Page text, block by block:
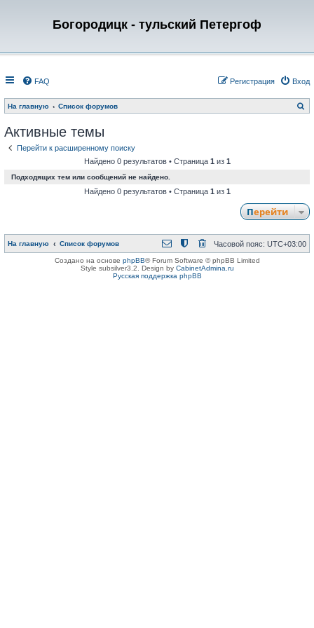
Богородицк - тульский Петергоф
FAQ Вход
Регистрация
На главную Список форумов
о
Активные темы
Перейти к расширенному поиску
Найдено 0 результатов • Страница 1 из 1
Подходящих тем или сообщений не найдено.
Найдено 0 результатов • Страница 1 из 1
Перейти
На главную Список форумов Часовой пояс: UTC+03:00
Создано на основе phpBB® Forum Software © phpBB Limited
Style subsilver3.2. Design by CabinetAdmina.ru
Русская поддержка phpBB